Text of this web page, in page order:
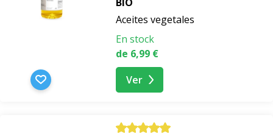
Aceites vegetales
En stock
de 6,99 €
Ver